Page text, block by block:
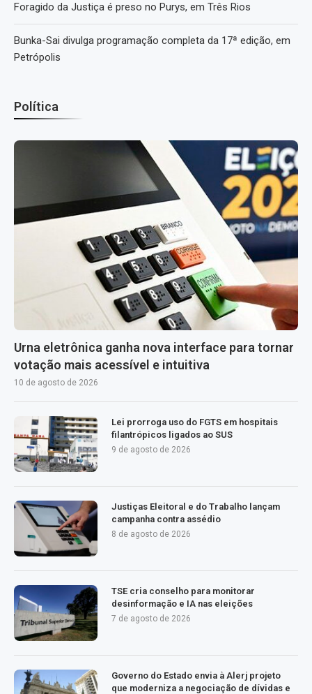
Foragido da Justiça é preso no Purys, em Três Rios
Bunka-Sai divulga programação completa da 17ª edição, em
Petrópolis
Política
Urna eletrônica ganha nova interface para tornar
votação mais acessível e intuitiva
10 de agosto de 2026
Lei prorroga uso do FGTS em hospitais
filantrópicos ligados ao SUS
9 de agosto de 2026
Justiças Eleitoral e do Trabalho lançam
campanha contra assédio
8 de agosto de 2026
TSE cria conselho para monitorar
desinformação e IA nas eleições
7 de agosto de 2026
Governo do Estado envia à Alerj projeto
que moderniza a negociação de dívidas e